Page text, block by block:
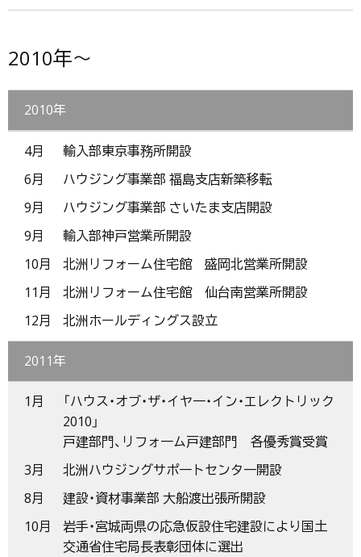
2010年～
2010年
4月
輸入部東京事務所開設
6月
ハウジング事業部 福島支店新築移転
9月
ハウジング事業部 さいたま支店開設
9月
輸入部神戸営業所開設
10月
北洲リフォーム住宅館 盛岡北営業所開設
11月
北洲リフォーム住宅館 仙台南営業所開設
12月
北洲ホールディングス設立
2011年
1月
「ハウス・オブ・ザ・イヤ一・イン・エレクトリック
2010」
戸建部門、リフォ一ム戸建部門 各優秀賞受賞
3月
北洲ハウジングサポ一トセンタ一開設
8月
建設・資材事業部 大船渡出張所開設
10月
岩手・宮城両県の応急仮設住宅建設により国土
交通省住宅局長表彰団体に選出